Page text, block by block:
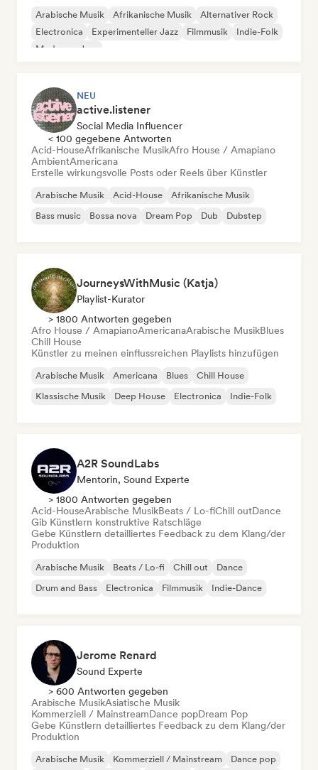
Arabische Musik Afrikanische Musik
Alternativer Rock
Electronica
Experimenteller Jazz Filmmusik
Indie-Folk
Moderner Jazz
NEU
active.listener
Social Media Influencer
< 100 gegebene Antworten
Acid-HouseAfrikanische MusikAfro House / Amapiano
AmbientAmericana
Erstelle wirkungsvolle Posts oder Reels über Künstler
Arabische Musik Acid-House
Afrikanische Musik
Bass music
Bossa nova Dream Pop Dub Dubstep
JourneysWithMusic (Katja)
Playlist-Kurator
> 1800 Antworten gegeben
Afro House / AmapianoAmericanaArabische MusikBlues
Chill House
Künstler zu meinen einflussreichen Playlists hinzufügen
Arabische Musik Americana Blues
Chill House
Klassische Musik
Deep House Electronica Indie-Folk
A2R SoundLabs
Mentorin, Sound Experte
> 1800 Antworten gegeben
Acid-HouseArabische MusikBeats / Lo-fiChill outDance
Gib Künstlern konstruktive Ratschläge
Gebe Künstlern detailliertes Feedback zu dem Klang/der
Produktion
Arabische Musik Beats / Lo-fi Chill out
Dance
Drum and Bass
Electronica Filmmusik Indie-Dance
Jerome Renard
Sound Experte
> 600 Antworten gegeben
Arabische MusikAsiatische Musik
Kommerziell / MainstreamDance popDream Pop
Gebe Künstlern detailliertes Feedback zu dem Klang/der
Produktion
Arabische Musik Kommerziell / Mainstream
Dance pop